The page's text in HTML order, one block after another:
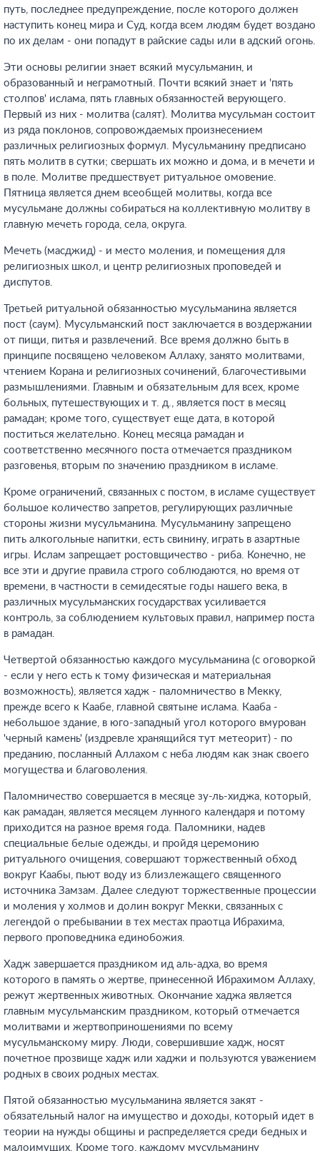
путь, последнее предупреждение, после которого должен
наступить конец мира и Суд, когда всем людям будет воздано
по их делам - они попадут в райские сады или в адский огонь.
Эти основы религии знает всякий мусульманин, и
образованный и неграмотный. Почти всякий знает и 'пять
столпов' ислама, пять главных обязанностей верующего.
Первый из них - молитва (салят). Молитва мусульман состоит
из ряда поклонов, сопровождаемых произнесением
различных религиозных формул. Мусульманину предписано
пять молитв в сутки; свершать их можно и дома, и в мечети и
в поле. Молитве предшествует ритуальное омовение.
Пятница является днем всеобщей молитвы, когда все
мусульмане должны собираться на коллективную молитву в
главную мечеть города, села, округа.
Мечеть (масджид) - и место моления, и помещения для
религиозных школ, и центр религиозных проповедей и
диспутов.
Третьей ритуальной обязанностью мусульманина является
пост (саум). Мусульманский пост заключается в воздержании
от пищи, питья и развлечений. Все время должно быть в
принципе посвящено человеком Аллаху, занято молитвами,
чтением Корана и религиозных сочинений, благочестивыми
размышлениями. Главным и обязательным для всех, кроме
больных, путешествующих и т. д., является пост в месяц
рамадан; кроме того, существует еще дата, в которой
поститься желательно. Конец месяца рамадан и
соответственно месячного поста отмечается праздником
разговенья, вторым по значению праздником в исламе.
Кроме ограничений, связанных с постом, в исламе существует
большое количество запретов, регулирующих различные
стороны жизни мусульманина. Мусульманину запрещено
пить алкогольные напитки, есть свинину, играть в азартные
игры. Ислам запрещает ростовщичество - риба. Конечно, не
все эти и другие правила строго соблюдаются, но время от
времени, в частности в семидесятые годы нашего века, в
различных мусульманских государствах усиливается
контроль, за соблюдением культовых правил, например поста
в рамадан.
Четвертой обязанностью каждого мусульманина (с оговоркой
- если у него есть к тому физическая и материальная
возможность), является хадж - паломничество в Мекку,
прежде всего к Каабе, главной святыне ислама. Кааба -
небольшое здание, в юго-западный угол которого вмурован
'черный камень' (издревле хранящийся тут метеорит) - по
преданию, посланный Аллахом с неба людям как знак своего
могущества и благоволения.
Паломничество совершается в месяце зу-ль-хиджа, который,
как рамадан, является месяцем лунного календаря и потому
приходится на разное время года. Паломники, надев
специальные белые одежды, и пройдя церемонию
ритуального очищения, совершают торжественный обход
вокруг Каабы, пьют воду из близлежащего священного
источника Замзам. Далее следуют торжественные процессии
и моления у холмов и долин вокруг Мекки, связанных с
легендой о пребывании в тех местах праотца Ибрахима,
первого проповедника единобожия.
Хадж завершается праздником ид аль-адха, во время
которого в память о жертве, принесенной Ибрахимом Аллаху,
режут жертвенных животных. Окончание хаджа является
главным мусульманским праздником, который отмечается
молитвами и жертвоприношениями по всему
мусульманскому миру. Люди, совершившие хадж, носят
почетное прозвище хадж или хаджи и пользуются уважением
родных в своих родных местах.
Пятой обязанностью мусульманина является закят -
обязательный налог на имущество и доходы, который идет в
теории на нужды общины и распределяется среди бедных и
малоимущих. Кроме того, каждому мусульманину